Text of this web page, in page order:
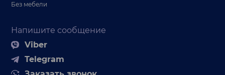
Напишите сообщение
Viber
Telegram
Без мебели